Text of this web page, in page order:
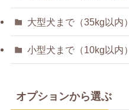
大型犬まで（35kg以内）
小型犬まで（10kg以内）
オプションから選ぶ